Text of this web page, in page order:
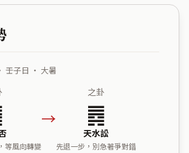
壬子日 ・ 大暑
等風向轉變
→
之卦
䷅
天水訟
先退一步，別急著爭對錯